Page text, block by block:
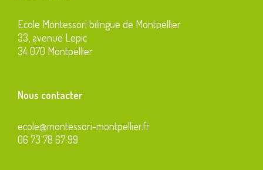
Ecole Montessori bilingue de Montpellier
33, avenue Lepic
34 070 Montpellier
Nous contacter
ecole@montessori-montpellier.fr
06 73 78 67 99